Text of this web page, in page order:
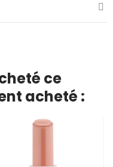
ce
acheté :